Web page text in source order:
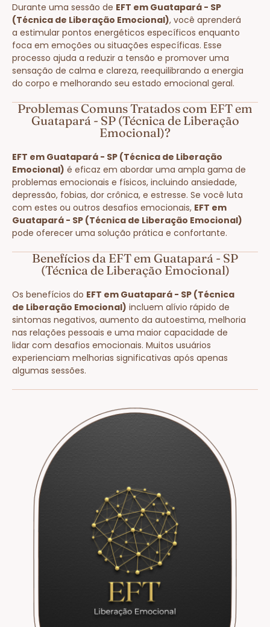
Durante uma sessão de EFT em Guatapará - SP
(Técnica de Liberação Emocional), você aprenderá
a estimular pontos energéticos específicos enquanto
foca em emoções ou situações específicas. Esse
processo ajuda a reduzir a tensão e promover uma
sensação de calma e clareza, reequilibrando a energia
do corpo e melhorando seu estado emocional geral.
Problemas Comuns Tratados com EFT em
Guatapará - SP (Técnica de Liberação
Emocional)?
EFT em Guatapará - SP (Técnica de Liberação
Emocional) é eficaz em abordar uma ampla gama de
problemas emocionais e físicos, incluindo ansiedade,
depressão, fobias, dor crônica, e estresse. Se você luta
com estes ou outros desafios emocionais, EFT em
Guatapará - SP (Técnica de Liberação Emocional)
pode oferecer uma solução prática e confortante.
Benefícios da EFT em Guatapará - SP
(Técnica de Liberação Emocional)
Os benefícios do EFT em Guatapará - SP (Técnica
de Liberação Emocional) incluem alívio rápido de
sintomas negativos, aumento da autoestima, melhoria
nas relações pessoais e uma maior capacidade de
lidar com desafios emocionais. Muitos usuários
experienciam melhorias significativas após apenas
algumas sessões.